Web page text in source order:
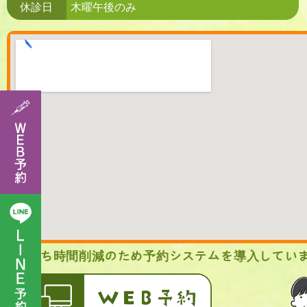
休診日 木曜午後のみ
待ち時間削減のため予約システムを導入してい